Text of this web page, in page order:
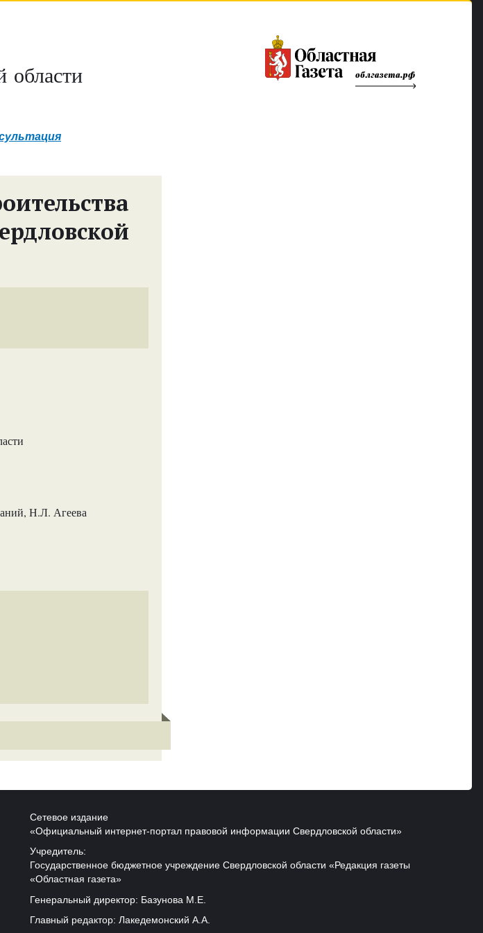
области
Н.Л. Агеева
Сетевое издание
«Официальный интернет-портал правовой информации Свердловской области»
Учредитель:
Государственное бюджетное учреждение Свердловской области «Редакция газеты
«Областная газета»
Генеральный директор: Базунова М.Е.
Главный редактор: Лакедемонский А.А.